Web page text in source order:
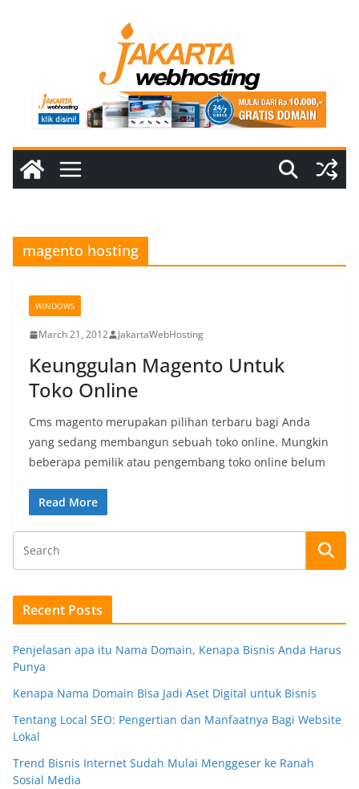
magento hosting
WINDOWS
March 21, 2012 JakartaWebHosting
Keunggulan Magento Untuk
Toko Online
Cms magento merupakan pilihan terbaru bagi Anda
yang sedang membangun sebuah toko online. Mungkin
beberapa pemilik atau pengembang toko online belum
Read More
Recent Posts
Penjelasan apa itu Nama Domain, Kenapa Bisnis Anda Harus
Punya
Kenapa Nama Domain Bisa Jadi Aset Digital untuk Bisnis
Tentang Local SEO: Pengertian dan Manfaatnya Bagi Website
Lokal
Trend Bisnis Internet Sudah Mulai Menggeser ke Ranah
Sosial Media